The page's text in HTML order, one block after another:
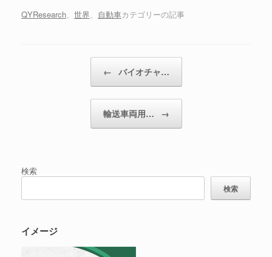
QYResearch、 世界、 自動車カテゴリーの記事
← バイオチャ…
輸送車両用… →
検索
検索
イメージ